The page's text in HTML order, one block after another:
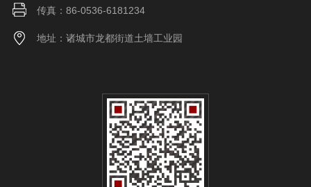
传真：86-0536-6181234
地址：诸城市龙都街道土墙工业园